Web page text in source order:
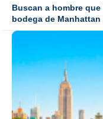
Buscan a hombre
bodega de Manhattan